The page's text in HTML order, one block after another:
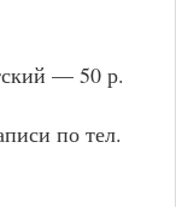
— 50 р.
по тел.